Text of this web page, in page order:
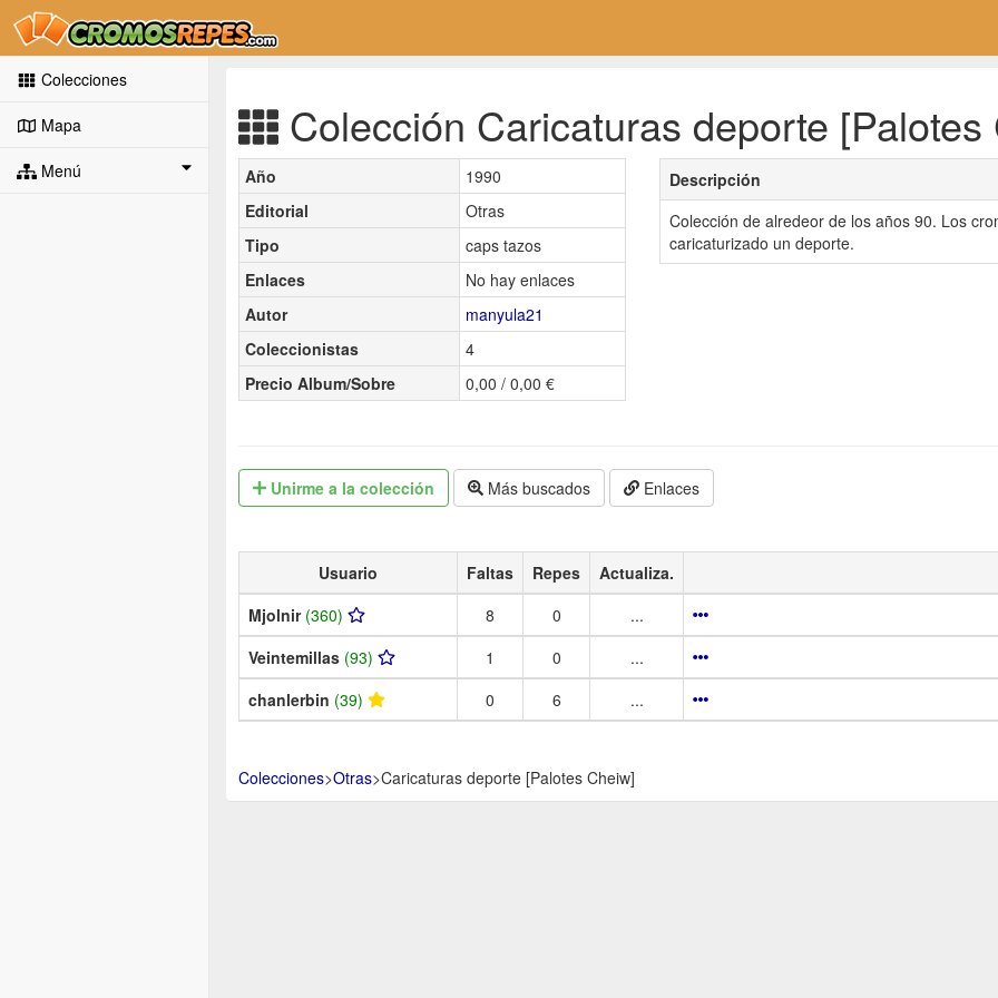
Colecciones
Mapa
Menú
Colección Caricaturas deporte
Año
1990
Editorial
Otras
Tipo
caps tazos
Enlaces
No hay enlaces
Autor
manyula21
Coleccionistas
4
Precio Album/Sobre
0,00 / 0,00 €
Descripción
Colección de alredeor de los años 90. Los
caricaturizado un deporte.
Unirme a la colección Más buscados Enlaces
Usuario Faltas Repes Actualiza.
Mjolnir (360) 8 0
...
Veintemillas (93) 1 0
...
chanlerbin (39) 0 6 ...
Colecciones>Otras>Caricaturas deporte [Palotes Cheiw]